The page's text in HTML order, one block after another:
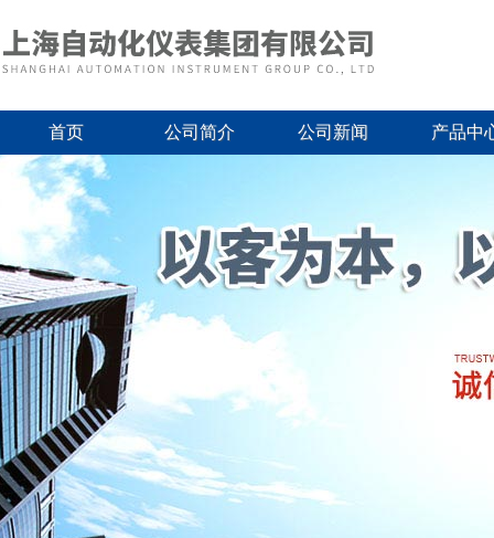
首页 公司简介 公司新闻 产品中